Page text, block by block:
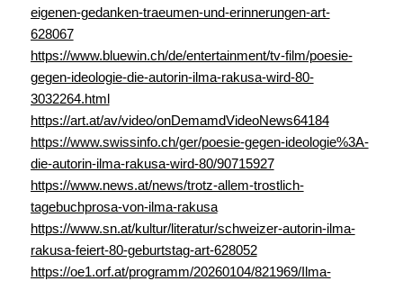
eigenen-gedanken-traeumen-und-erinnerungen-art-
628067
https://www.bluewin.ch/de/entertainment/tv-film/poesie-
gegen-ideologie-die-autorin-ilma-rakusa-wird-80-
3032264.html
https://art.at/av/video/onDemamdVideoNews64184
https://www.swissinfo.ch/ger/poesie-gegen-ideologie%3A-
die-autorin-ilma-rakusa-wird-80/90715927
https://www.news.at/news/trotz-allem-trostlich-
tagebuchprosa-von-ilma-rakusa
https://www.sn.at/kultur/literatur/schweizer-autorin-ilma-
rakusa-feiert-80-geburtstag-art-628052
https://oe1.orf.at/programm/20260104/821969/Ilma-